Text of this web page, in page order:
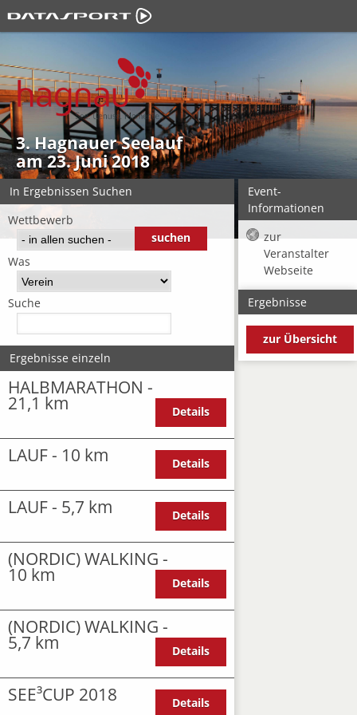
3. Hagnauer Seelauf
am 23. Juni 2018
In Ergebnissen Suchen
Wettbewerb
Was
Suche
Ergebnisse einzeln
HALBMARATHON -
21,1 km Details
LAUF - 10 km Details
LAUF - 5,7 km Details
(NORDIC) WALKING -
10 km Details
(NORDIC) WALKING -
5,7 km Details
SEE³CUP 2018 Details
Event-
Informationen
zur
Veranstalter
Webseite
Ergebnisse
zur Übersicht